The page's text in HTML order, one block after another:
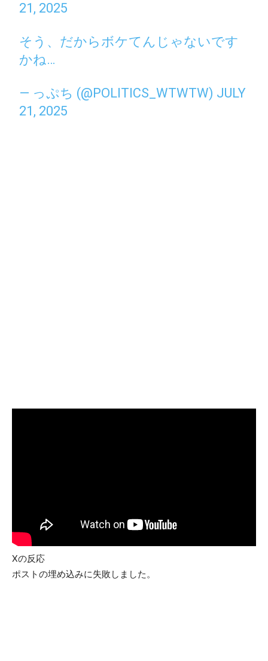
21, 2025
そう、だからボケてんじゃないです
かね…
— っぷち (@POLITICS_WTWTW) JULY
21, 2025
Xの反応
ポストの埋め込みに失敗しました。